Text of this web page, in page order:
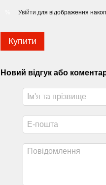
Увійти для відображення
Купити
Новий відгук або